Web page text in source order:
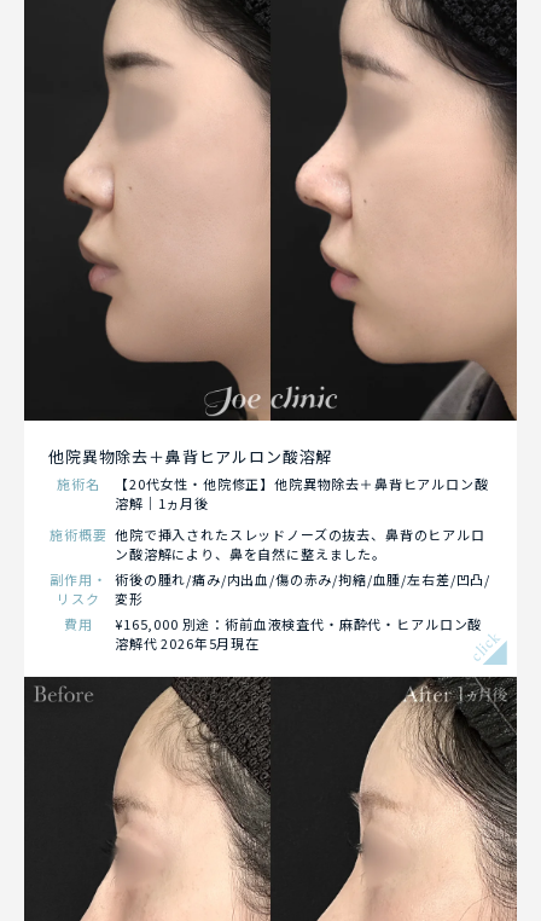
他院異物除去＋鼻背ヒアルロン酸溶解
施術名
【20代女性・他院修正】他院異物除去＋鼻背ヒアルロン酸
溶解｜1ヵ月後
施術概要 他院で挿入されたスレッドノーズの抜去、鼻背のヒアルロ
ン酸溶解により、鼻を自然に整えました。
副作用・
リスク
術後の腫れ/痛み/内出血/傷の赤み/拘縮/血腫/左右差/凹凸/
変形
費用
¥165,000 別途：術前血液検査代・麻酔代・ヒアルロン酸
溶解代 2026年5月現在
click